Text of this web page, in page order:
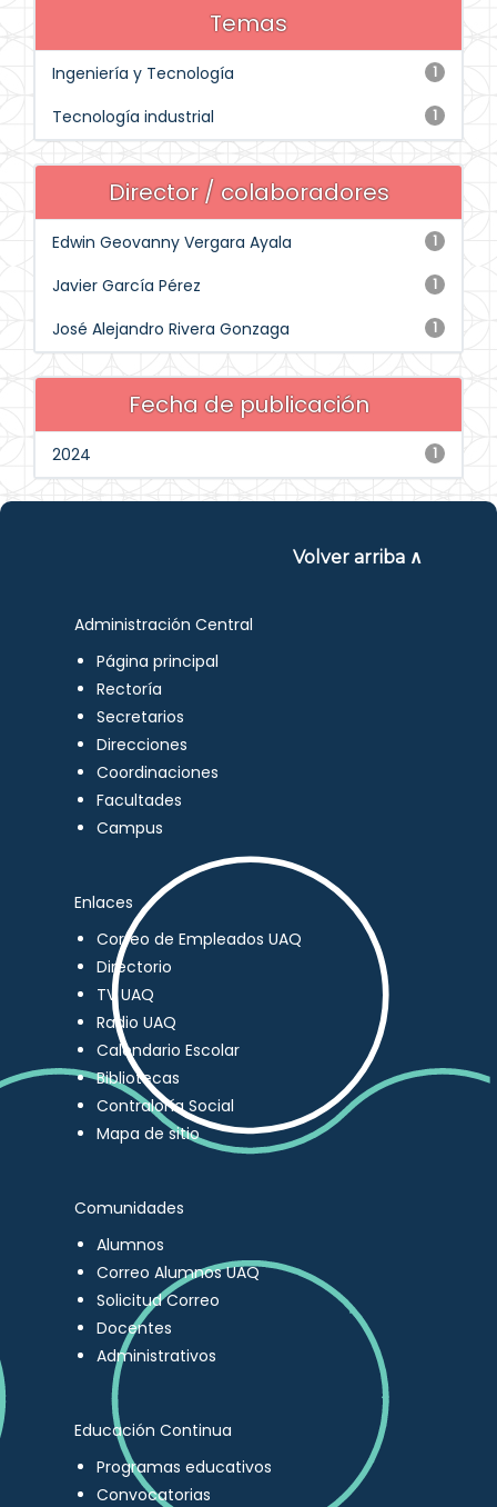
Temas
1
Ingeniería y Tecnología
1
Tecnología industrial
Director / colaboradores
1
Edwin Geovanny Vergara Ayala
1
Javier García Pérez
1
José Alejandro Rivera Gonzaga
Fecha de publicación
1
2024
Volver arriba ∧
Administración Central
Página principal
Rectoría
Secretarios
Direcciones
Coordinaciones
Facultades
Campus
Enlaces
Correo de Empleados UAQ
Directorio
TV UAQ
Radio UAQ
Calendario Escolar
Bibliotecas
Contraloría Social
Mapa de sitio
Comunidades
Alumnos
Correo Alumnos UAQ
Solicitud Correo
Docentes
Administrativos
Educación Continua
Programas educativos
Convocatorias